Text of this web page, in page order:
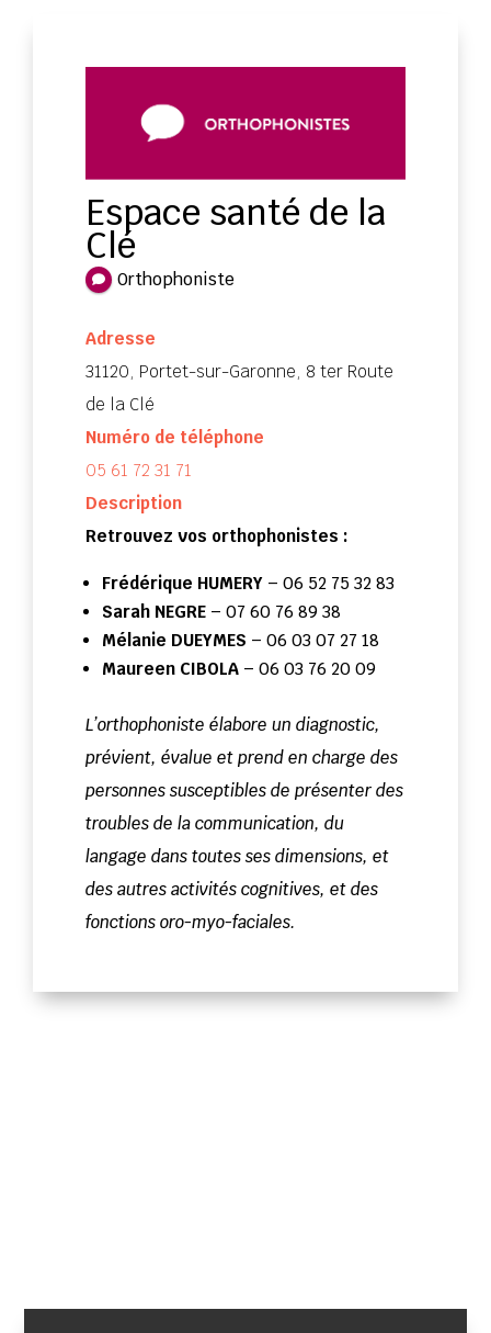
Espace santé de la
Clé
Orthophoniste
Adresse
31120, Portet-sur-Garonne, 8 ter Route
de la Clé
Numéro de téléphone
05 61 72 31 71
Description
Retrouvez vos orthophonistes :
Frédérique HUMERY – 06 52 75 32 83
Sarah NEGRE – 07 60 76 89 38
Mélanie DUEYMES – 06 03 07 27 18
Maureen CIBOLA – 06 03 76 20 09
L’orthophoniste élabore un diagnostic,
prévient, évalue et prend en charge des
personnes susceptibles de présenter des
troubles de la communication, du
langage dans toutes ses dimensions, et
des autres activités cognitives, et des
fonctions oro-myo-faciales.